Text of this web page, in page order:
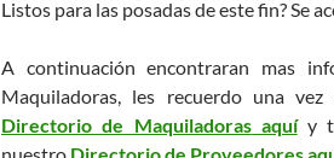
Listos para las posadas de este fin? Se
A continuación encontraran mas
Maquiladoras, les recuerdo una
Directorio de Maquiladorasaquíy